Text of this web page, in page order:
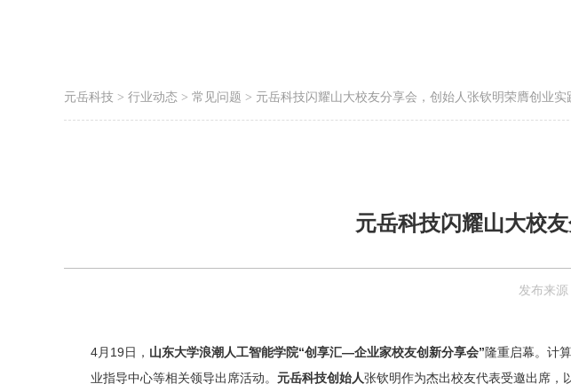
元岳科技 > 行业动态 > 常见问题 > 元岳科技闪耀山大校友分享会，创始人张钦明荣膺创业实
元岳科技闪耀山大校
发布来
4月19日， 山东大学浪潮人工智能学院“创享汇—企业家校友创新分享会”隆重启幕。‌ 计
业指导中心等相关领导出席活动。 元岳科技创始人张钦明作为杰出校友代表受邀出席，